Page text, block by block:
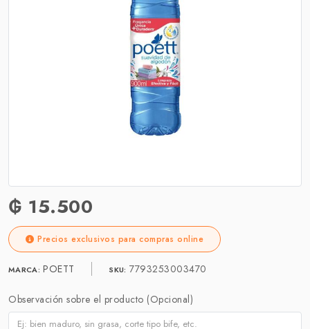
₲ 15.500
Precios exclusivos para compras online
MARCA: POETT SKU: 7793253003470
Observación sobre el producto (Opcional)